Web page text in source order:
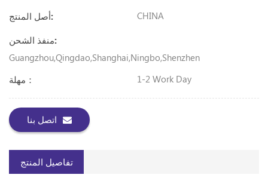
أصل المنتج:
CHINA
منفذ الشحن:
Guangzhou,Qingdao,Shanghai,Ningbo,Shenzhen
مهلة：
1-2 Work Day
اتصل بنا
تفاصيل المنتج